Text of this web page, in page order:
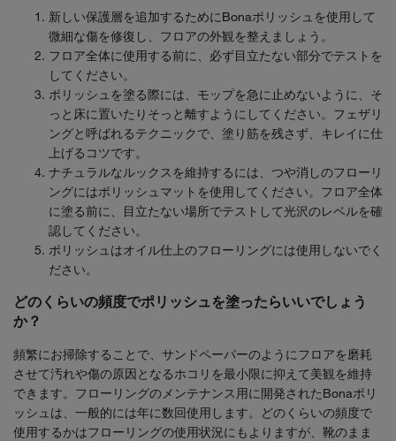
新しい保護層を追加するためにBonaポリッシュを使用して
微細な傷を修復し、フロアの外観を整えましょう。
フロア全体に使用する前に、必ず目立たない部分でテストを
してください。
ポリッシュを塗る際には、モップを急に止めないように、そ
っと床に置いたりそっと離すようにしてください。フェザリ
ングと呼ばれるテクニックで、塗り筋を残さず、キレイに仕
上げるコツです。
ナチュラルなルックスを維持するには、つや消しのフローリ
ングにはポリッシュマットを使用してください。フロア全体
に塗る前に、目立たない場所でテストして光沢のレベルを確
認してください。
ポリッシュはオイル仕上のフローリングには使用しないでく
ださい。
どのくらいの頻度でポリッシュを塗ったらいいでしょう
か？
頻繁にお掃除することで、サンドペーパーのようにフロアを磨耗
させて汚れや傷の原因となるホコリを最小限に抑えて美観を維持
できます。フローリングのメンテナンス用に開発されたBonaポリ
ッシュは、一般的には年に数回使用します。どのくらいの頻度で
使用するかはフローリングの使用状況にもよりますが、靴のまま